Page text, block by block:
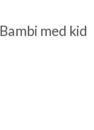
Bambi med kid